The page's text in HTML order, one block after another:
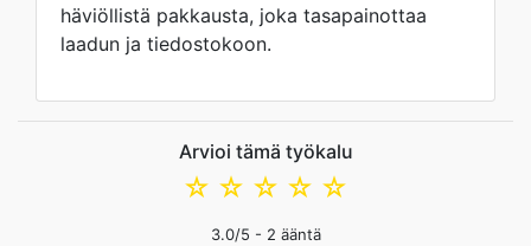
häviöllistä pakkausta, joka tasapainottaa
laadun ja tiedostokoon.
Arvioi tämä työkalu
☆
☆
☆
☆
☆
3.0/5 - 2 ääntä